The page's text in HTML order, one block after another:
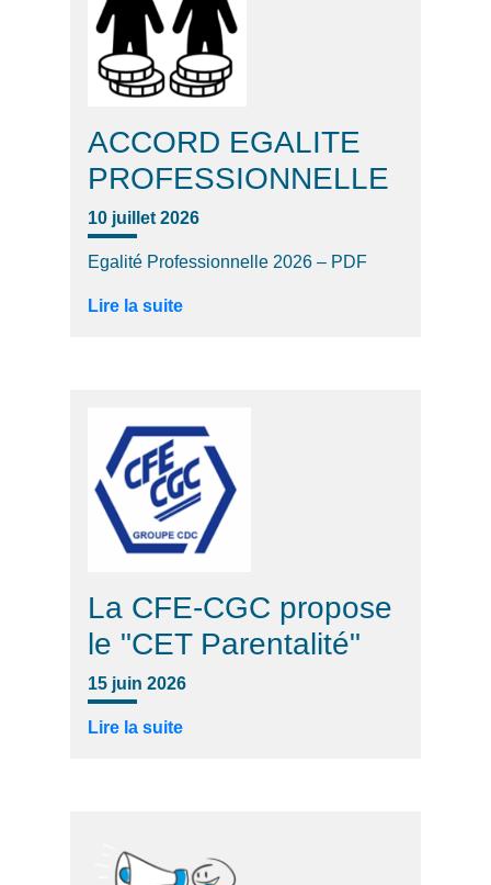
ACCORD EGALITE
PROFESSIONNELLE
10 juillet 2026
Egalité Professionnelle 2026 – PDF
Lire la suite
La CFE-CGC propose
le "CET Parentalité"
15 juin 2026
Lire la suite